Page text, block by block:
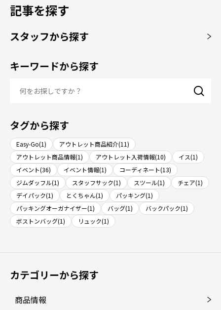
記事を探す
スタッフから探す
キーワードから探す
タグから探す
Easy-Go(1)
アウトレット商品紹介(11)
アウトレット商品情報(1)
アウトレット入荷情報(10)
イス(1)
イベント(36)
イベント情報(1)
コーディネート(13)
ジムダッフル(1)
スタッフサック(1) スツール(1)
チェア(1)
デイパック(1)
とくちゃん(1)
パッキング(1)
パッキングオーガナイザー(1)
バッグ(1)
バックパック(1)
ボストンバッグ(1)
リュック(1)
カテゴリーから探す
商品情報